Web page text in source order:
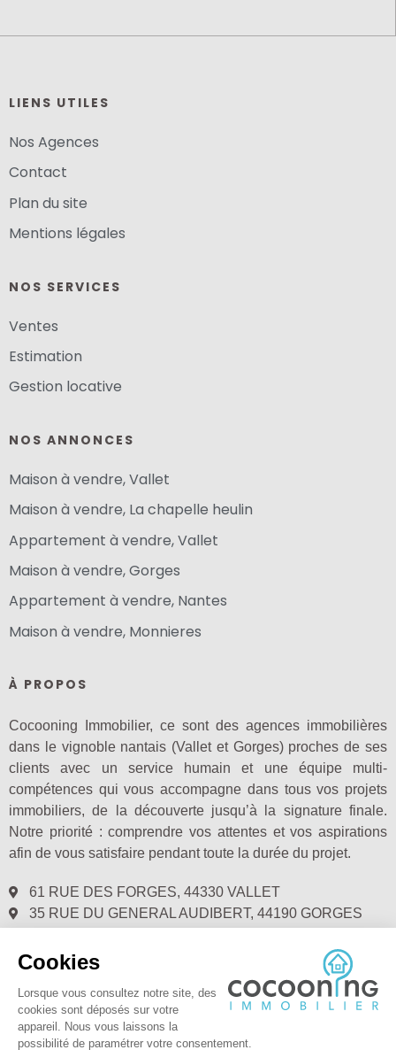
LIENS UTILES
Nos Agences
Contact
Plan du site
Mentions légales
NOS SERVICES
Ventes
Estimation
Gestion locative
NOS ANNONCES
Maison à vendre, Vallet
Maison à vendre, La chapelle heulin
Appartement à vendre, Vallet
Maison à vendre, Gorges
Appartement à vendre, Nantes
Maison à vendre, Monnieres
À PROPOS
Cocooning Immobilier, ce sont des agences immobilières
dans le vignoble nantais (Vallet et Gorges) proches de ses
clients avec un service humain et une équipe multi-
compétences qui vous accompagne dans tous vos projets
immobiliers, de la découverte jusqu’à la signature finale.
Notre priorité : comprendre vos attentes et vos aspirations
afin de vous satisfaire pendant toute la durée du projet.
61 RUE DES FORGES, 44330 VALLET
35 RUE DU GENERAL AUDIBERT, 44190 GORGES